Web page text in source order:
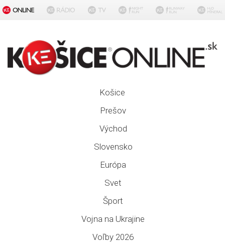
Košice
Prešov
Východ
Slovensko
Európa
Svet
Šport
Vojna na Ukrajine
Voľby 2026